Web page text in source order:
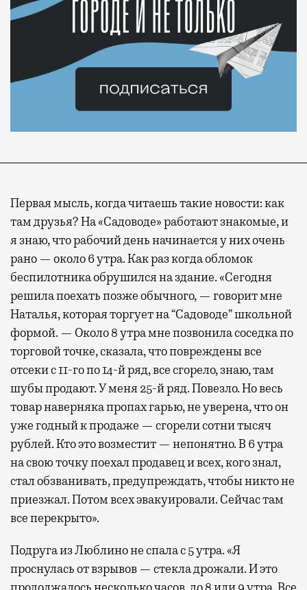
Первая мысль, когда читаешь такие новости: как
там друзья? На «Садоводе» работают знакомые, и
я знаю, что рабочий день начинается у них очень
рано — около 6 утра. Как раз когда обломок
беспилотника обрушился на здание. «Сегодня
решила поехать позже обычного, — говорит мне
Наталья, которая торгует на “Садоводе” школьной
формой. — Около 8 утра мне позвонила соседка по
торговой точке, сказала, что повреждены все
отсеки с 11-го по 14-й ряд, все сгорело, знаю, там
шубы продают. У меня 25-й ряд. Повезло. Но весь
товар наверняка пропах гарью, не уверена, что он
уже годный к продаже — сгорели сотни тысяч
рублей. Кто это возместит — непонятно. В 6 утра
на свою точку поехал продавец и всех, кого знал,
стал обзванивать, предупреждать, чтобы никто не
приезжал. Потом всех эвакуировали. Сейчас там
все перекрыто».
Подруга из Люблино не спала с 5 утра. «Я
проснулась от взрывов — стекла дрожали. И это